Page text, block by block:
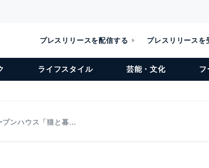
プレスリリースを配信する プレスリリースを
ライフスタイル 芸能・文化 フ
プンハウス「猫と暮…